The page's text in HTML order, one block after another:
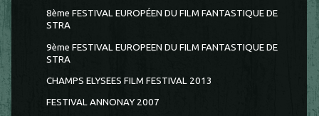
8ème FESTIVAL EUROPÉEN DU FILM FANTASTIQUE DE
STRA
9ème FESTIVAL EUROPEEN DU FILM FANTASTIQUE DE
STRA
CHAMPS ELYSEES FILM FESTIVAL 2013
FESTIVAL ANNONAY 2007